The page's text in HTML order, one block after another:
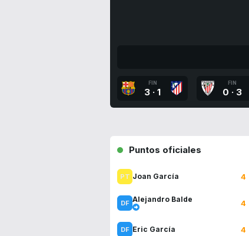
FIN
3 · 1
FIN
0 · 3
Puntos oficiales
Joan García 4
Alejandro Balde 4
Eric García 4